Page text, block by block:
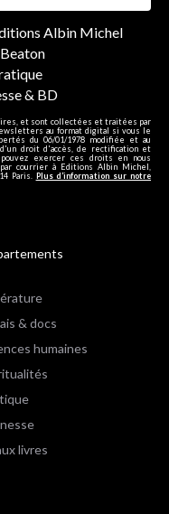
Albin Michel
& BD
et sont collectées et traitées par
au format digital si vous le
du 06/01/1978 modifiée et au
d'un droit d'accès, de rectification et
pouvez exercer ces droits en nous
courrier à Editions Albin Michel,
Paris. Plus d’information sur notre
& docs
humaines
livres